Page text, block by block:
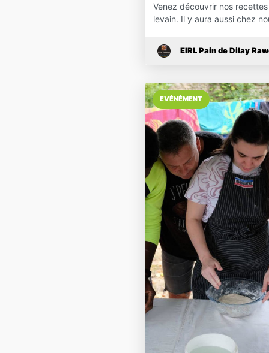
Venez découvrir nos
levain. Il y aura aussi chez
EIRL Pain de Dilay
EVÉNÉMENT